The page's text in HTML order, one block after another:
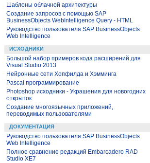
Шаблоны облачной архитектуры
Создание запросов с помощью SAP
BusinessObjects WebIntelligence Query - HTML
Руководство пользователя SAP BusinessObjects
Web Intelligence
ИСХОДНИКИ
Большой набор примеров кода расширений для
Visual Studio 2013
Нейронные сети Хопфилда и Хэмминга
Pascal программирование
Photoshop исходники - Украшения для новогодних
открыток
Создание многоязычных приложений,
переводимых пользователями
ДОКУМЕНТАЦИЯ
Руководство пользователя SAP BusinessObjects
Web Intelligence
Полное сравнение редакций Embarcadero RAD
Studio XE7